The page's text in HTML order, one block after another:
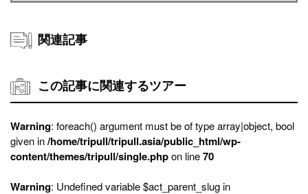
関連記事
この記事に関連するツアー
Warning: foreach() argument must be of type array|object, bool
given in/home/tripull/tripull.asia/public_html/wp-
content/themes/tripull/single.phpon line70
Warning: Undefined variable $act_parent_slug in